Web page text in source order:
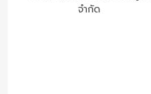
จำกัด